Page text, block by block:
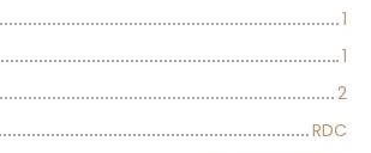
1
1
2
RDC